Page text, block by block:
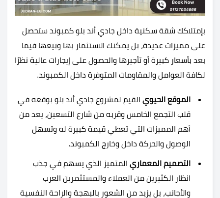
بإمتلاكك شقة سكنية داخل جادي أند بلو كمبوند ستحصل
على مميزات عديدة، بل يمكنك الاستثمار بها وبيعها فيما
بعد بأسعار كبيرة أو تأجيرها والحصول على إيجارات عالية نظرًا
لكافة العوامل والمقاومات المتوفرة داخل الكمبوند.
الموقع الحيوي القيم لمشروع جادي أند بلو بوقعه في
قلب التجمع الخامس وقربه من شارع التسعين، يعد من
أهم المميزات التي تعطي قيمة كبيرة له وتسهل
الوصول والحركة داخل وخارج الكمبوند.
التصميم المعماري المتميز الذي يسهم في جذب
انظار الكثيرين من العملاء والمستثمرين العرب
والأجانب، بل يزيد من الشعور بالبهجة والراحة النفسية